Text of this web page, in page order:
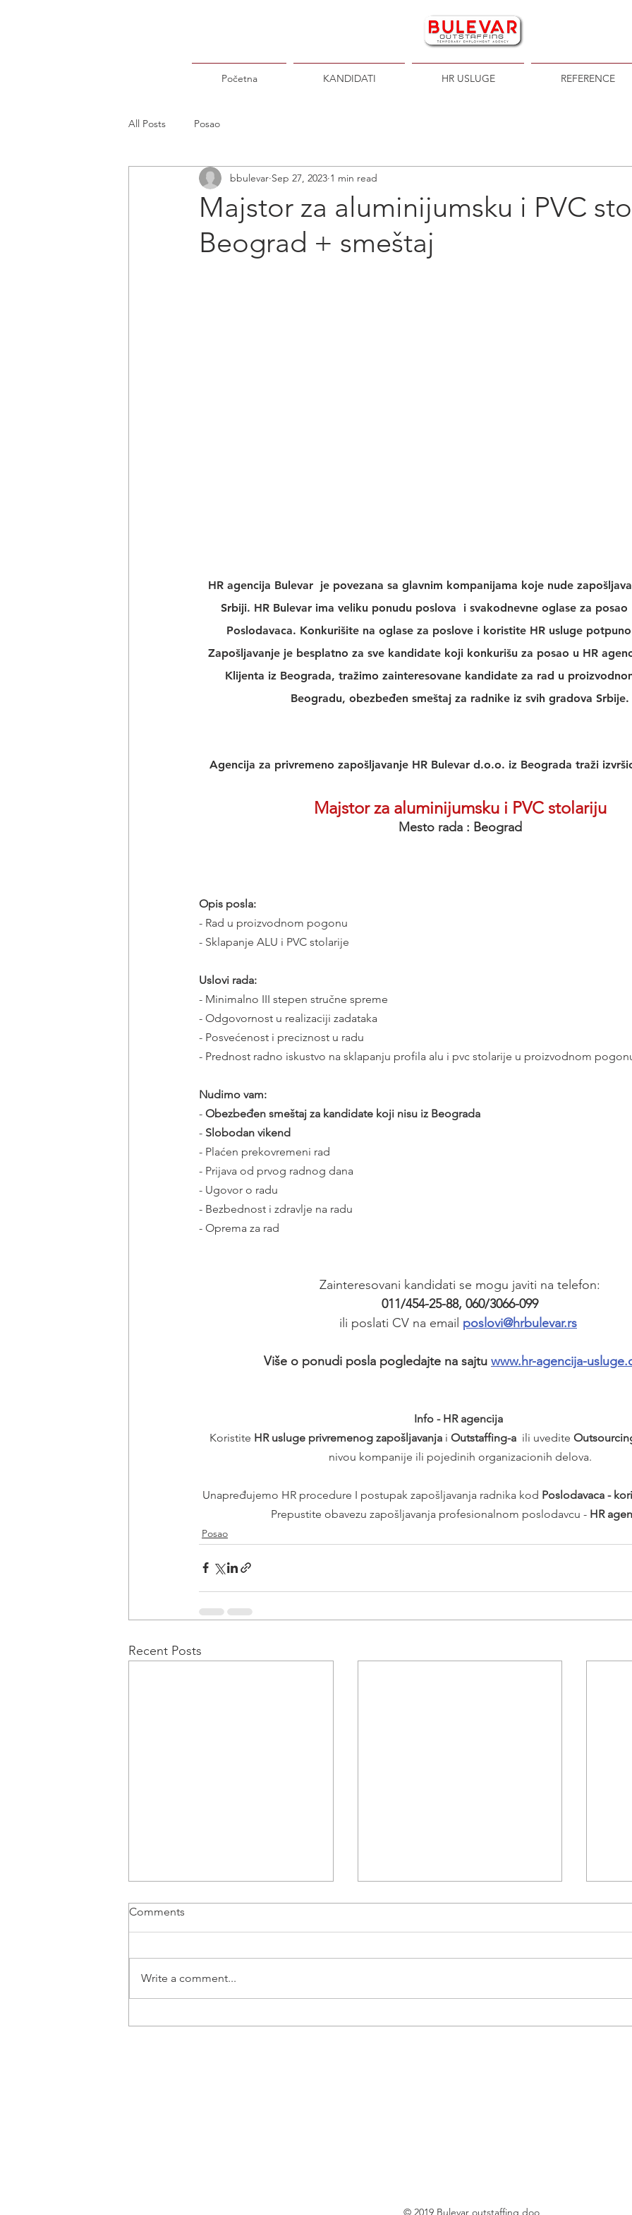
Početna KANDIDATI HR USLUGE REFERENCE
All Posts Posao
Majstor za aluminijumsku i PVC
Beograd + smeštaj
bbulevar Sep 27, 2023 1 min read
HR agencija Bulevar
je povezana sa glavnim kompanijama koje nude
Srbiji. HR Bulevar ima veliku ponudu poslova
  i svakodnevne
oglase za posao
Poslodavaca. Konkurišite na oglase za poslove i koristite HR usluge
Zapošljavanje je besplatno za sve kandidate koji konkurišu za posao u HR
Klijenta iz Beograda, tražimo zainteresovane kandidate za rad u
Beogradu, obezbeđen smeštaj za radnike iz svih gradova Srbije.
Agencija za privremeno zapošljavanje HR Bulevar d.o.o. iz Beograda traži
Majstor za aluminijumsku i PVC stolariju
Mesto rada : Beograd
Opis posla:
- Rad u proizvodnom pogonu
- Sklapanje ALU i PVC stolarije
Uslovi rada:
- Minimalno III stepen stručne spreme
- Odgovornost u realizaciji zadataka
- Posvećenost i preciznost u radu
- Prednost radno iskustvo na sklapanju profila alu i pvc stolarije u proizvodnom
Nudimo vam:
- Obezbeđen smeštaj za kandidate koji nisu iz Beograda
- Slobodan vikend
- Plaćen prekovremeni rad
- Prijava od prvog radnog dana
- Ugovor o radu
- Bezbednost i zdravlje na radu
- Oprema za rad
Zainteresovani kandidati se mogu javiti na telefon:
011/454-25-88, 060/3066-099
ili poslati CV na email poslovi@hrbulevar.rs
Više o ponudi posla pogledajte na sajtu www.hr-agencija-
Info - HR agencija
Koristite HR usluge privremenog zapošljavanja i Outstaffing-a
  ili uvedite
nivou kompanije ili pojedinih organizacionih delova.
Unapređujemo HR procedure I postupak zapošljavanja radnika kod Poslodavaca -
Prepustite obavezu zapošljavanja profesionalnom poslodavcu - HR
Posao
Recent Posts
Comments
Write a comment...
© 2019 Bulevar outstaffing doo